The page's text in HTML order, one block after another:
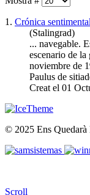
1. Crónica
(Stalingrad)
... navegable.
escenario de
noviembre de
Paulus de
Creat el 01
© 2025 Ens Quedarà
Scroll